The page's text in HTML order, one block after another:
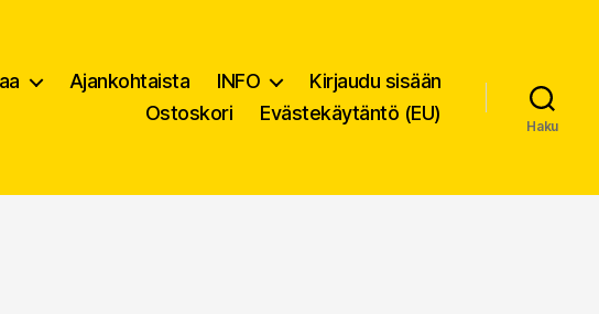
Ajankohtaista INFO
Kirjaudu sisään
Ostoskori
Evästekäytäntö (EU)
Haku